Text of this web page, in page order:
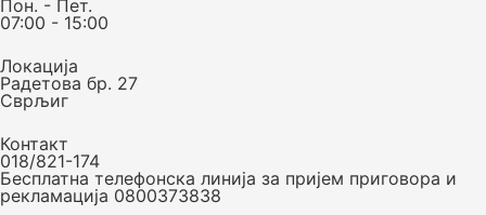
Пон. - Пет.
07:00 - 15:00
Локација
Радетова бр. 27
Сврљиг
Контакт
018/821-174
Бесплатна телефонска линија за пријем приговора и
рекламација 0800373838